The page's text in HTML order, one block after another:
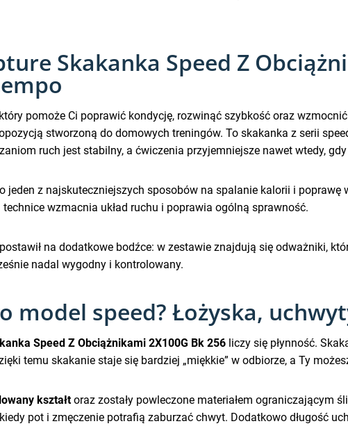
Skakanka Speed Z
pomoże Ci poprawić kondycję, rozwinąć szybkość oraz
stworzoną do domowych treningów. To skakanka z serii
ruch jest stabilny, a ćwiczenia przyjemniejsze nawet wtedy,
jeden z najskuteczniejszych sposobów na spalanie kalorii i
wzmacnia układ ruchu i poprawia ogólną sprawność.
na dodatkowe bodźce: w zestawie znajdują się odważniki,
nadal wygodny i kontrolowany.
model speed? Łożyska,
Speed Z Obciążnikami 2X100G Bk 256 liczy się płynność.
temu skakanie staje się bardziej „miękkie” w odbiorze, a Ty
kształtoraz zostały powleczone materiałem ograniczającym
pot i zmęczenie potrafią zaburzać chwyt. Dodatkowo długość